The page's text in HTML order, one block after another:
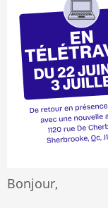
Bonjour,